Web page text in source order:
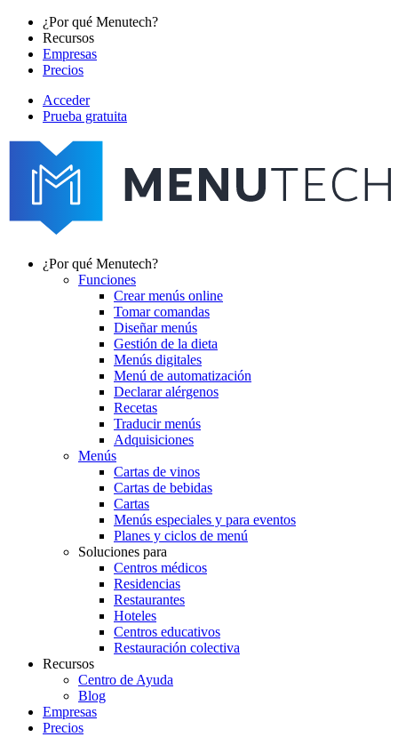
Pasar
contenido
principal
Main
navigation
¿Por qué Menutech?
Recursos
Empresas
Precios
menutech
navigation
Acceder
Prueba gratuita
navigation
¿Por qué Menutech?
Funciones
Crear menús online
Tomar comandas
Diseñar menús
Gestión de la dieta
Menús digitales
Menú de automatización
Declarar alérgenos
Recetas
Traducir menús
Adquisiciones
Menús
Cartas de vinos
Cartas de bebidas
Cartas
Menús especiales y para eventos
Planes y ciclos de menú
Soluciones para
Centros médicos
Residencias
Restaurantes
Hoteles
Centros educativos
Restauración colectiva
Recursos
Centro de Ayuda
Blog
Empresas
Precios